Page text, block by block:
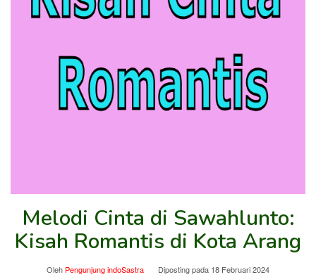
Melodi Cinta di Sawahlunto:
Kisah Romantis di Kota Arang
Oleh Pengunjung indoSastra Diposting pada 18 Februari 2024